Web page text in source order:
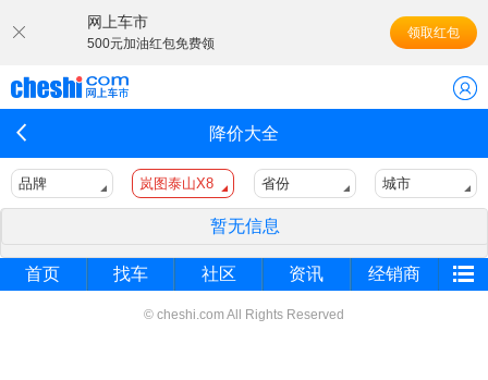
网上车市
500元加油红包免费领
领取红包
降价大全
品牌 岚图泰山X8 省份 城市
暂无信息
首页 找车 社区 资讯 经销商
© cheshi.com All Rights Reserved